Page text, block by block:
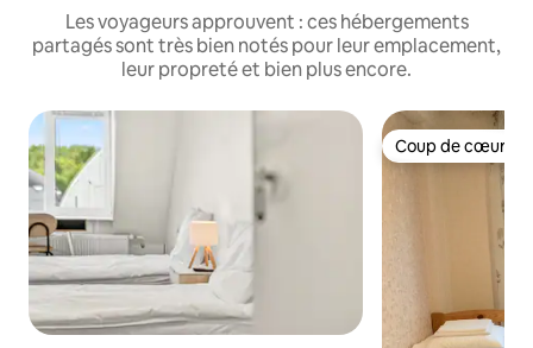
Les voyageurs approuvent : ces hébergements
partagés sont très bien notés pour leur emplacement,
leur propreté et bien plus encore.
Coup de cœur
Coup de cœur